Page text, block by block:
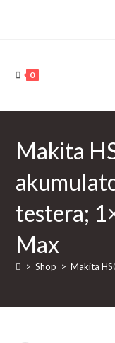
0
Makita
testera;
Max
> Shop > Makita